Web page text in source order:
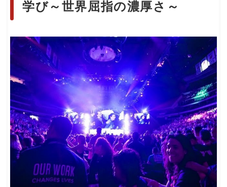
学び～世界屈指の濃厚さ～